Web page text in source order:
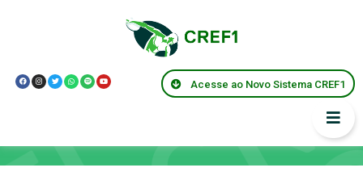
Acesse ao Novo Sistema CREF1